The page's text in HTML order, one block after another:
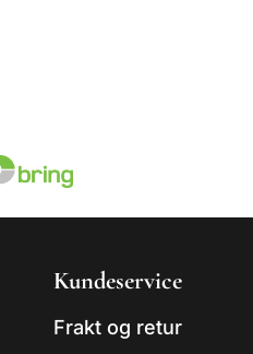
Kundeservice
Frakt og retur